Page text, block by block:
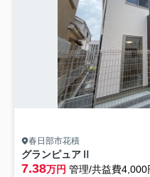
春日部市花積
グランピュアⅡ
7.38万円 管理/共益費4,000